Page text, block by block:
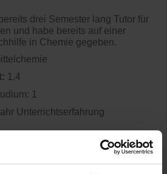
drei Semester lang Tutor für
und habe bereits auf einer
in Chemie gegeben.
1,4
1
Unterrichtserfahrung